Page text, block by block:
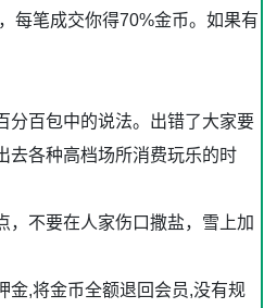
每笔成交你得70%金币。如果有
分百包中的说法。出错了大家要
去各种高档场所消费玩乐的时
，不要在人家伤口撒盐，雪上加
金,将金币全额退回会员,没有规